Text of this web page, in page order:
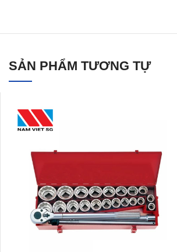
SẢN PHẨM TƯƠNG TỰ